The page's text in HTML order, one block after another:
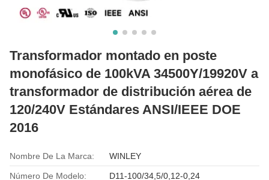
Transformador montado en poste
monofásico de 100kVA 34500Y/19920V a
transformador de distribución aérea de
120/240V Estándares ANSI/IEEE DOE
2016
Nombre De La Marca: WINLEY
Número De Modelo: D11-100/34,5/0,12-0,24